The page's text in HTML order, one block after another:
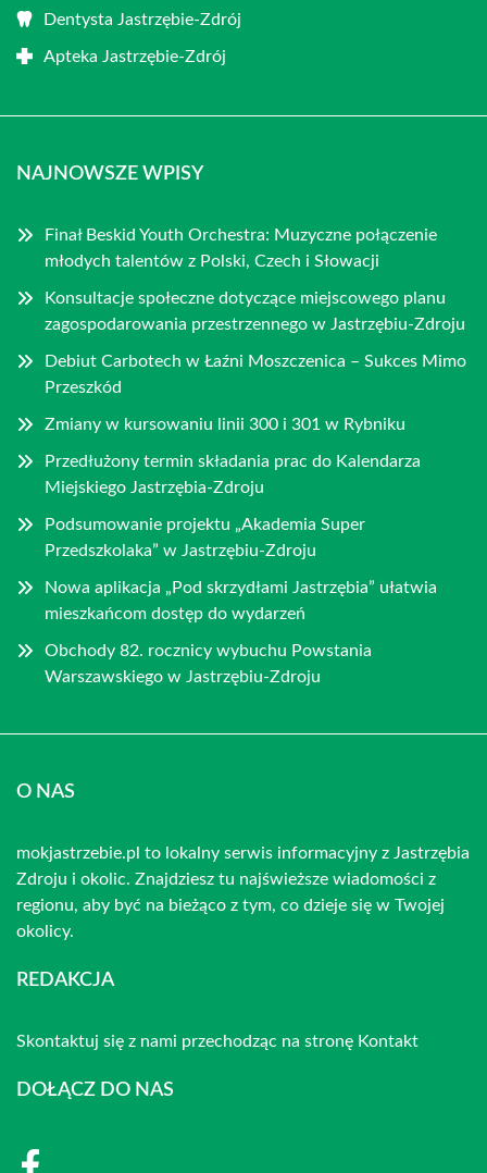
Dentysta Jastrzębie-Zdrój
Apteka Jastrzębie-Zdrój
NAJNOWSZE WPISY
Finał Beskid Youth Orchestra: Muzyczne połączenie
młodych talentów z Polski, Czech i Słowacji
Konsultacje społeczne dotyczące miejscowego planu
zagospodarowania przestrzennego w Jastrzębiu-Zdroju
Debiut Carbotech w Łaźni Moszczenica – Sukces Mimo
Przeszkód
Zmiany w kursowaniu linii 300 i 301 w Rybniku
Przedłużony termin składania prac do Kalendarza
Miejskiego Jastrzębia-Zdroju
Podsumowanie projektu „Akademia Super
Przedszkolaka” w Jastrzębiu-Zdroju
Nowa aplikacja „Pod skrzydłami Jastrzębia” ułatwia
mieszkańcom dostęp do wydarzeń
Obchody 82. rocznicy wybuchu Powstania
Warszawskiego w Jastrzębiu-Zdroju
O NAS
mokjastrzebie.pl to lokalny serwis informacyjny z Jastrzębia
Zdroju i okolic. Znajdziesz tu najświeższe wiadomości z
regionu, aby być na bieżąco z tym, co dzieje się w Twojej
okolicy.
REDAKCJA
Skontaktuj się z nami przechodząc na stronę Kontakt
DOŁĄCZ DO NAS